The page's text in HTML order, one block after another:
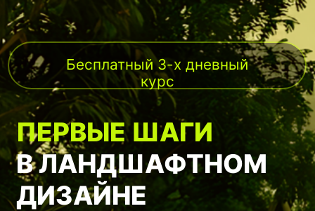
ПЕРВЫЕ ШАГИ
В ЛАНДШАФТНОМ
ДИЗАЙНЕ
Бесплатный 3-х дневный
курс